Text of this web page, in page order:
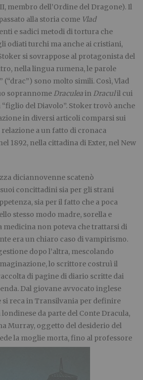
membro dell’Ordine del Dragone). Il
alla storia come Vlad
e sadici metodi di tortura che
odiati turchi ma anche ai cristiani,
si sovrappose al protagonista del
nella lingua rumena, le parole
(“drac”) sono molto simili. Così, Vlad
soprannome Draculeain Draculil cui
del Diavolo”. Stoker trovò anche
in diversi articoli comparsi sui
a un fatto di cronaca
1892, nella cittadina di Exter, nel New
diciannovenne scatenò
concittadini sia per gli strani
sia per il fatto che a poca
stesso modo madre, sorella e
medicina non poteva che trattarsi di
era un chiaro caso di vampirismo.
dopo l’altra, mescolando
lo scrittore costruì il
di pagine di diario scritte dai
Dal giovane avvocato inglese
si reca in Transilvania per definire
londinese da parte del Conte Dracula,
Murray, oggetto del desiderio del
la moglie morta, fino al professore